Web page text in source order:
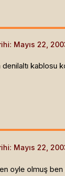
Mayıs 22,
denilaltı kablosu
Mayıs 22,
oyle olmuş ben